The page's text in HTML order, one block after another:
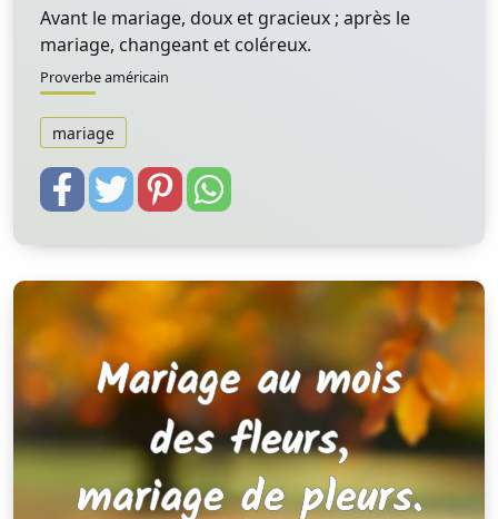
Avant le mariage, doux et gracieux ; après le
mariage, changeant et coléreux.
Proverbe américain
mariage